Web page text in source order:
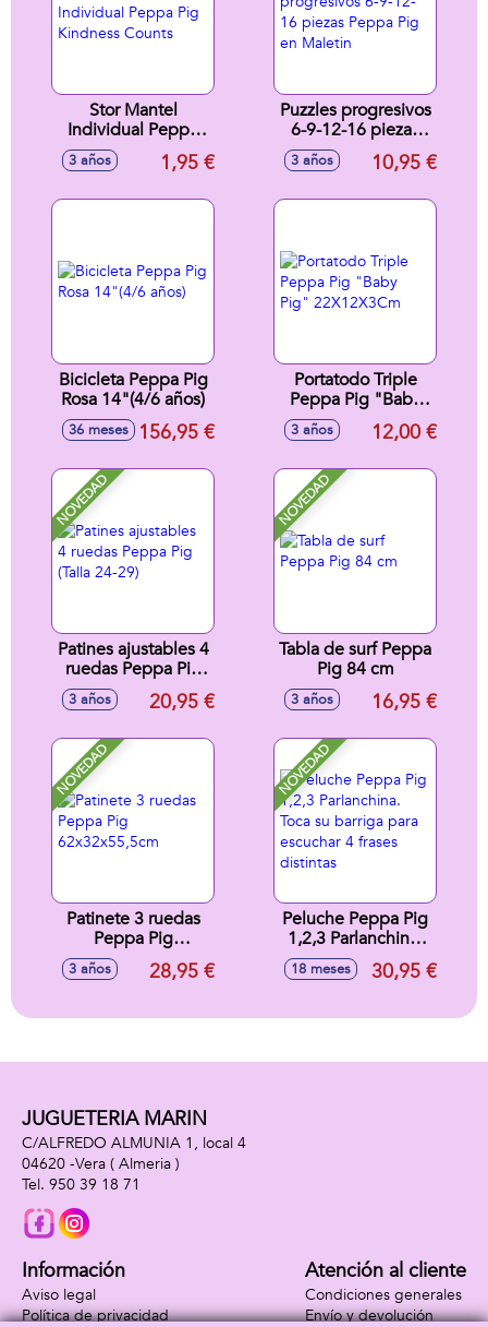
Stor Mantel
Individual Peppa
Pig Kindness
Counts
3 años 1,95 €
Puzzles progresivos
6-9-12-16 piezas
Peppa Pig en
Maletin
3 años 10,95 €
Bicicleta Peppa Pig
Rosa 14"(4/6 años)
36 meses 156,95 €
Portatodo Triple
Peppa Pig "Baby
Pig" 22X12X3Cm
3 años 12,00 €
NOVEDAD
Patines ajustables 4
ruedas Peppa Pig
(Talla 24-29)
3 años 20,95 €
NOVEDAD
Tabla de surf Peppa
Pig 84 cm
3 años 16,95 €
NOVEDAD
Patinete 3 ruedas
Peppa Pig
62x32x55,5cm
3 años 28,95 €
NOVEDAD
Peluche Peppa Pig
1,2,3 Parlanchina.
Toca su barriga
para escuchar 4
18 meses 30,95 €
JUGUETERIA MARIN
C/ALFREDO ALMUNIA 1, local 4
04620 -Vera ( Almeria )
950 39 18 71
Información
Aviso legal
Política de privacidad
Atención al cliente
Condiciones generales
Envío y devolución